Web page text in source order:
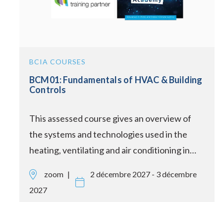
BCIA COURSES
BCM01: Fundamentals of HVAC & Building
Controls
This assessed course gives an overview of
the systems and technologies used in the
heating, ventilating and air conditioning in…
zoom
2 décembre 2027 - 3 décembre
2027